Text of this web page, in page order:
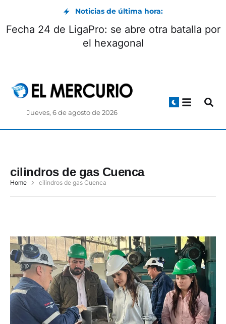
Noticias de última hora:
Fecha 24 de LigaPro: se abre otra batalla por
el hexagonal
Jueves, 6 de agosto de 2026
cilindros de gas Cuenca
Home cilindros de gas Cuenca